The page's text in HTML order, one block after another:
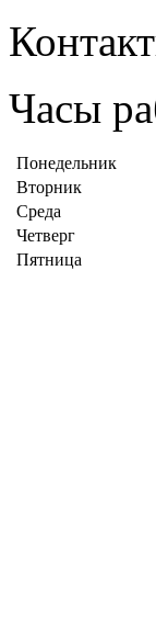
Часы
Понедельник
Вторник
Среда
Четверг
Пятница